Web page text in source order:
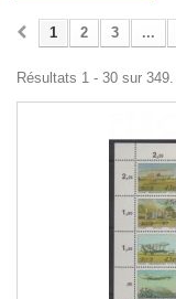
1 2 3 ...
Résultats 1 - 30 sur 349.